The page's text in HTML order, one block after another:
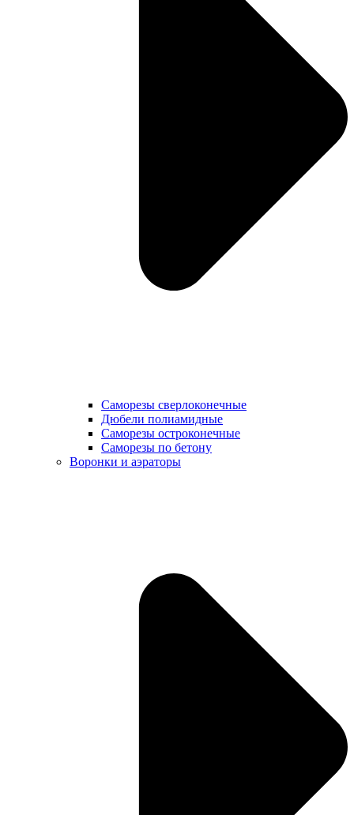
Саморезы сверлоконечные
Дюбели полиамидные
Саморезы остроконечные
Саморезы по бетону
Воронки и аэраторы